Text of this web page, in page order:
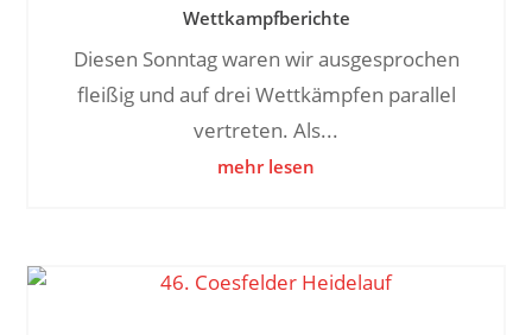
Wettkampfberichte
Diesen Sonntag waren wir ausgesprochen
fleißig und auf drei Wettkämpfen parallel
vertreten. Als...
mehr lesen